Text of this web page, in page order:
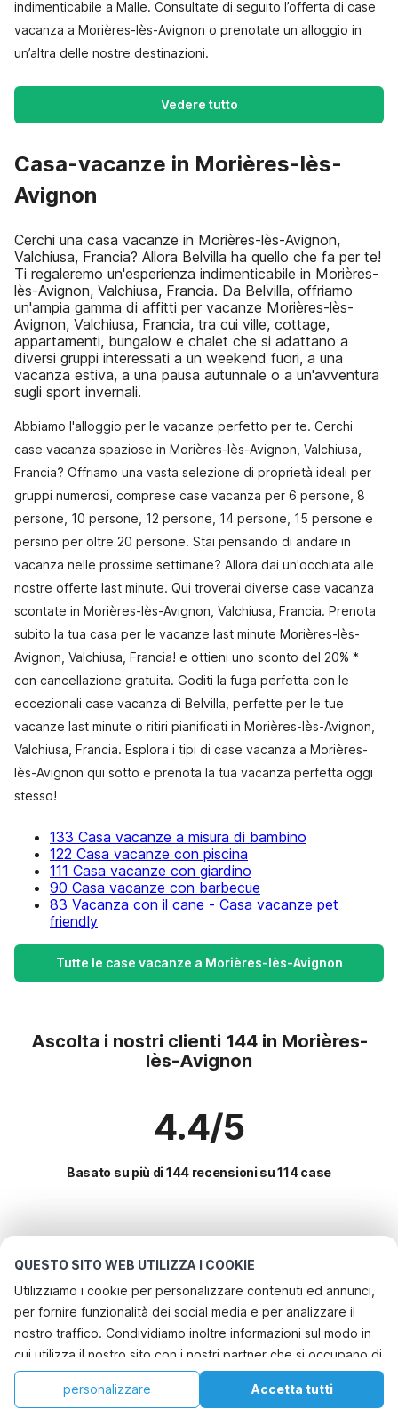
QUESTO SITO WEB UTILIZZA I COOKIE
Utilizziamo i cookie per personalizzare contenuti ed annunci,
per fornire funzionalità dei social media e per analizzare il
nostro traffico. Condividiamo inoltre informazioni sul modo in
cui utilizza il nostro sito con i nostri partner che si occupano di
analisi dei dati web, pubblicità e social media, i quali
potrebbero combinarle con altre informazioni che ha fornito
Accetta tutti
personalizzare
indimenticabile a Malle. Consultate di seguito l’offerta di case
vacanza a Morières-lès-Avignon o prenotate un alloggio in
un’altra delle nostre destinazioni.
Vedere tutto
Casa-vacanze in Morières-lès-
Avignon
Cerchi una casa vacanze in Morières-lès-Avignon,
Valchiusa, Francia? Allora Belvilla ha quello che fa per te!
Ti regaleremo un'esperienza indimenticabile in Morières-
lès-Avignon, Valchiusa, Francia. Da Belvilla, offriamo
un'ampia gamma di affitti per vacanze Morières-lès-
Avignon, Valchiusa, Francia, tra cui ville, cottage,
appartamenti, bungalow e chalet che si adattano a
diversi gruppi interessati a un weekend fuori, a una
vacanza estiva, a una pausa autunnale o a un'avventura
sugli sport invernali.
Abbiamo l'alloggio per le vacanze perfetto per te. Cerchi
case vacanza spaziose in Morières-lès-Avignon, Valchiusa,
Francia? Offriamo una vasta selezione di proprietà ideali per
gruppi numerosi, comprese case vacanza per 6 persone, 8
persone, 10 persone, 12 persone, 14 persone, 15 persone e
persino per oltre 20 persone. Stai pensando di andare in
vacanza nelle prossime settimane? Allora dai un'occhiata alle
nostre offerte last minute. Qui troverai diverse case vacanza
scontate in Morières-lès-Avignon, Valchiusa, Francia. Prenota
subito la tua casa per le vacanze last minute Morières-lès-
Avignon, Valchiusa, Francia! e ottieni uno sconto del 20% *
con cancellazione gratuita. Goditi la fuga perfetta con le
eccezionali case vacanza di Belvilla, perfette per le tue
vacanze last minute o ritiri pianificati in Morières-lès-Avignon,
Valchiusa, Francia. Esplora i tipi di case vacanza a Morières-
lès-Avignon qui sotto e prenota la tua vacanza perfetta oggi
stesso!
133 Casa vacanze a misura di bambino
122 Casa vacanze con piscina
111 Casa vacanze con giardino
90 Casa vacanze con barbecue
83 Vacanza con il cane - Casa vacanze pet
friendly
Tutte le case vacanze a Morières-lès-Avignon
Ascolta i nostri clienti 144 in Morières-
lès-Avignon
4.4/5
Basato su più di 144 recensioni su 114 case
vacanze
Città con i migliori servizi per le vacanze
Casa vacanze a misura di bambino les-adrets
Casa vacanze a misura di bambino bagnols-sur-ceze
Casa vacanze a misura di bambino entraigues-sur-la-sorgue
Servizi più popolari per le vacanze in Morieres-les-
avignon
Casa vacanze a misura di bambino
Città più popolari per le vacanze in Valchiusa